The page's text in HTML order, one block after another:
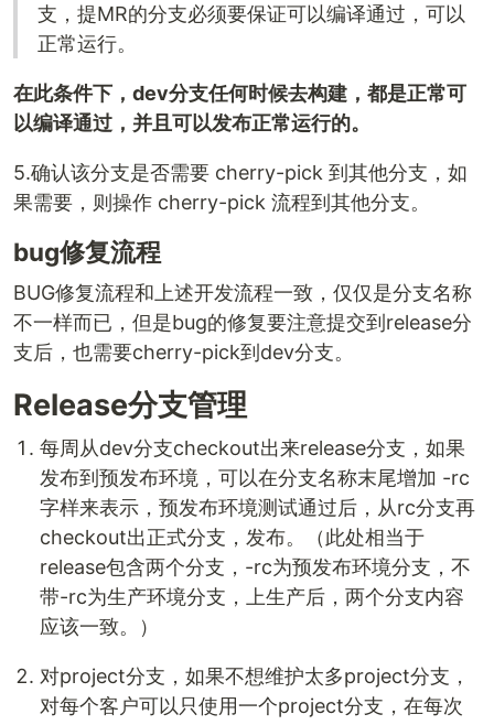
支，提MR的分支必须要保证可以编译通过，可以
正常运行。
在此条件下，dev分支任何时候去构建，都是正常可
以编译通过，并且可以发布正常运行的。
5.确认该分支是否需要 cherry-pick 到其他分支，如
果需要，则操作 cherry-pick 流程到其他分支。
bug修复流程
BUG修复流程和上述开发流程一致，仅仅是分支名称
不一样而已，但是bug的修复要注意提交到release分
支后，也需要cherry-pick到dev分支。
Release分支管理
每周从dev分支checkout出来release分支，如果
发布到预发布环境，可以在分支名称末尾增加 -rc
字样来表示，预发布环境测试通过后，从rc分支再
checkout出正式分支，发布。（此处相当于
release包含两个分支，-rc为预发布环境分支，不
带-rc为生产环境分支，上生产后，两个分支内容
应该一致。）
对project分支，如果不想维护太多project分支，
对每个客户可以只使用一个project分支，在每次